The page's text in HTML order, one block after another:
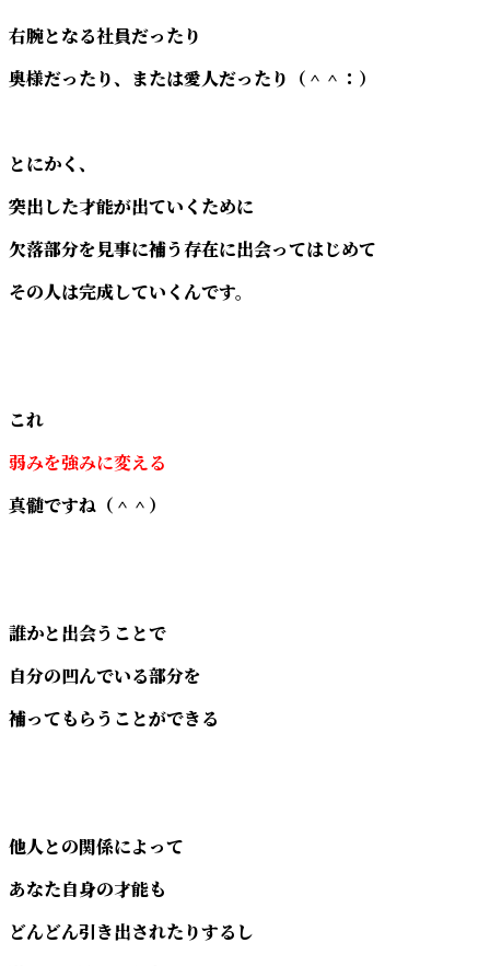
右腕となる社員だったり
奥様だったり、または愛人だったり（＾＾：）
とにかく、
突出した才能が出ていくために
欠落部分を見事に補う存在に出会ってはじめて
その人は完成していくんです。
これ
弱みを強みに変える
真髄ですね（＾＾）
誰かと出会うことで
自分の凹んでいる部分を
補ってもらうことができる
他人との関係によって
あなた自身の才能も
どんどん引き出されたりするし